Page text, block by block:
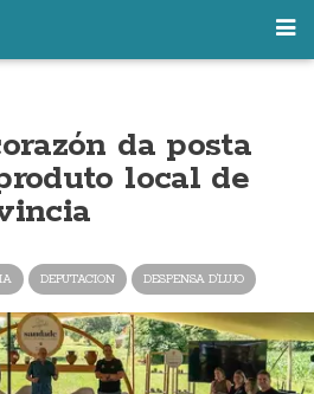
da posta
local de
DEPUTACION DESPENSA D'LUJO